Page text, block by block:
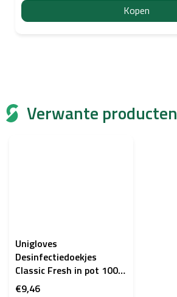
Verwante producten
Unigloves
Desinfectiedoekjes
Classic Fresh in pot 100
stuks
€9,46
Kopen